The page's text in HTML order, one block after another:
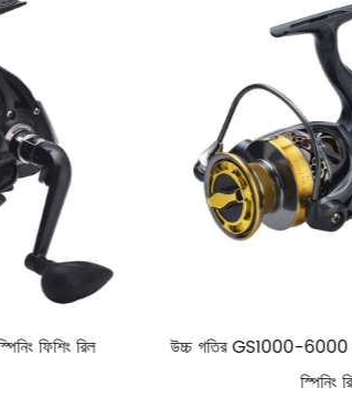
উচ্চ গতির GS1000-6000 মেটাল ওয়্যার কাপ ফিশিং